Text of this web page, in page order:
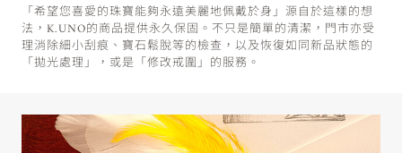
「希望您喜愛的珠寶能夠永遠美麗地佩戴於身」源自於這樣的想
法，K.UNO的商品提供永久保固。不只是簡單的清潔，門市亦受
理消除細小刮痕、寶石鬆脫等的檢查，以及恢復如同新品狀態的
「拋光處理」，或是「修改戒圍」的服務。